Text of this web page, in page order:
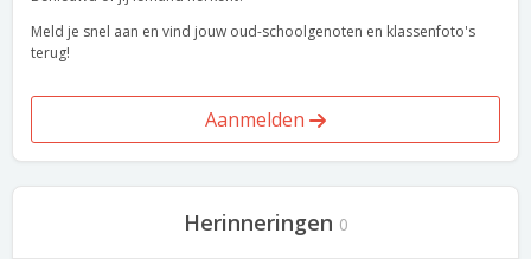
Meld je snel aan en vind jouw oud-schoolgenoten en klassenfoto's
terug!
Aanmelden
Herinneringen 0